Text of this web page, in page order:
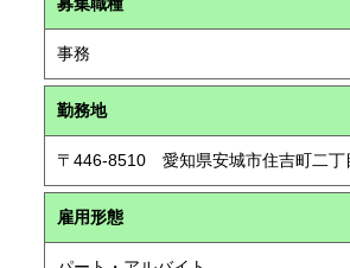
事務
勤務地
〒446-8510 愛知県安城市住吉町二丁
雇用形態